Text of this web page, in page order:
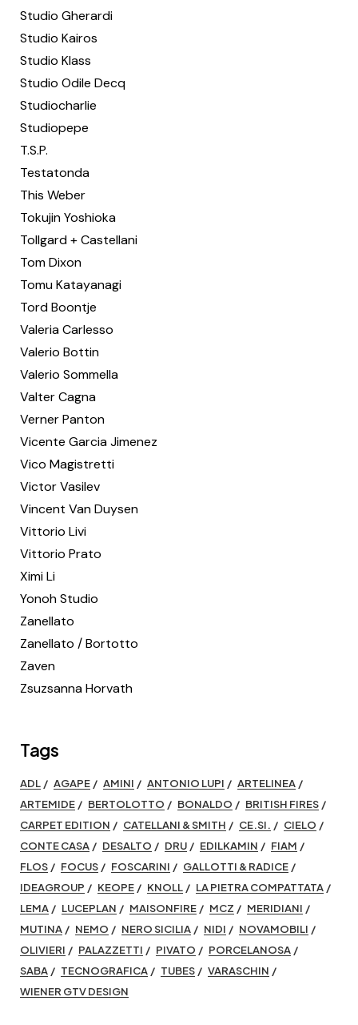
Studio Gherardi
Studio Kairos
Studio Klass
Studio Odile Decq
Studiocharlie
Studiopepe
T.S.P.
Testatonda
This Weber
Tokujin Yoshioka
Tollgard + Castellani
Tom Dixon
Tomu Katayanagi
Tord Boontje
Valeria Carlesso
Valerio Bottin
Valerio Sommella
Valter Cagna
Verner Panton
Vicente Garcia Jimenez
Vico Magistretti
Victor Vasilev
Vincent Van Duysen
Vittorio Livi
Vittorio Prato
Ximi Li
Yonoh Studio
Zanellato
Zanellato / Bortotto
Zaven
Zsuzsanna Horvath
Tags
ADL AGAPE AMINI ANTONIO LUPI
ARTELINEA
ARTEMIDE
BERTOLOTTO BONALDO
BRITISH FIRES
CARPET EDITION
CATELLANI & SMITH CE.SI.
CIELO
CONTE CASA
DESALTO DRU EDILKAMIN
FIAM
FLOS
FOCUS FOSCARINI
GALLOTTI & RADICE
IDEAGROUP
KEOPE KNOLL
LA PIETRA COMPATTATA
LEMA
LUCEPLAN MAISONFIRE MCZ
MERIDIANI
MUTINA
NEMO NERO SICILIA NIDI
NOVAMOBILI
OLIVIERI
PALAZZETTI PIVATO
PORCELANOSA
SABA
TECNOGRAFICA TUBES
VARASCHIN
WIENER GTV DESIGN